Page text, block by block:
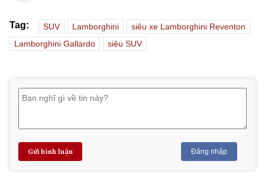
Tag: SUV Lamborghini
siêu xe Lamborghini Reventon
Lamborghini Gallardo
siêu SUV
Gửi bình luận Đăng nhập